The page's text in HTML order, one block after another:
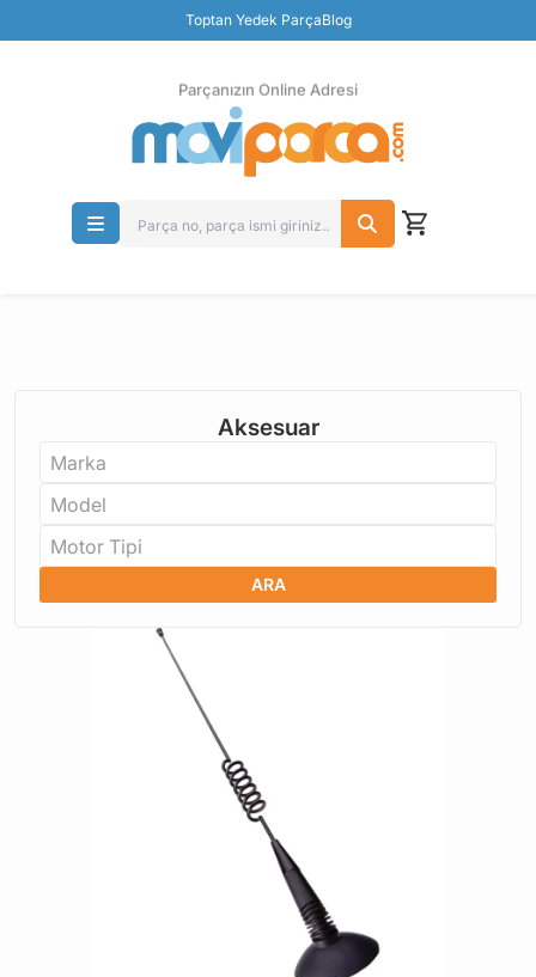
Toptan Yedek ParçaBlog
Ücretsiz İade
Parçanızın Online Adresi
Aksesuar
Marka
Model
Motor Tipi
ARA